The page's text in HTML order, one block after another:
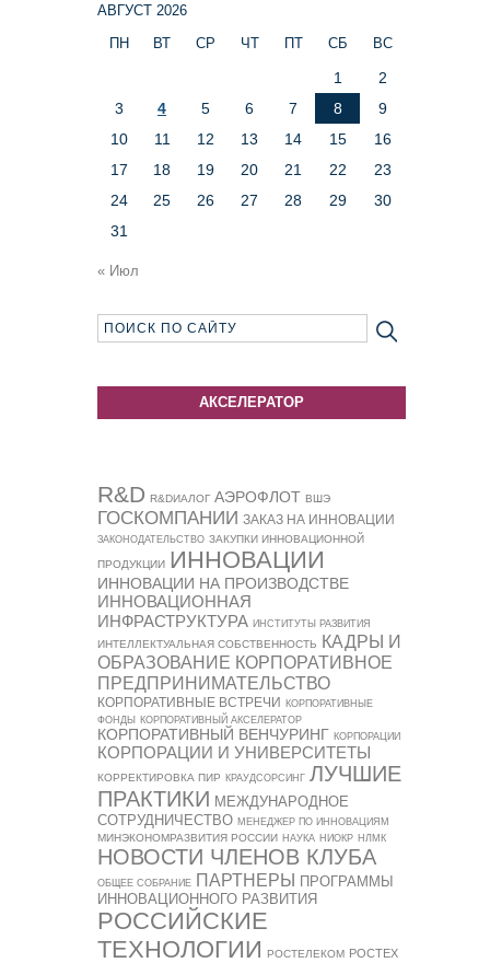
АВГУСТ 2026
ПН
ВТ СР ЧТ ПТ СБ ВС
1
2
3
4 5 6 7 8
9
10
11 12 13 14 15
16
17
18 19 20 21 22
23
24
25 26 27 28 29
30
31
« Июл
АКСЕЛЕРАТОР
R&D R&DИАЛОГ АЭРОФЛОТ ВШЭ
ГОСКОМПАНИИ ЗАКАЗ НА ИННОВАЦИИ
ЗАКОНОДАТЕЛЬСТВО ЗАКУПКИ ИННОВАЦИОННОЙ
ПРОДУКЦИИ ИННОВАЦИИ
ИННОВАЦИИ НА ПРОИЗВОДСТВЕ
ИННОВАЦИОННАЯ
ИНФРАСТРУКТУРА ИНСТИТУТЫ РАЗВИТИЯ
ИНТЕЛЛЕКТУАЛЬНАЯ СОБСТВЕННОСТЬ КАДРЫ И
ОБРАЗОВАНИЕ КОРПОРАТИВНОЕ
ПРЕДПРИНИМАТЕЛЬСТВО
КОРПОРАТИВНЫЕ ВСТРЕЧИ
КОРПОРАТИВНЫЕ
ФОНДЫ
КОРПОРАТИВНЫЙ АКСЕЛЕРАТОР
КОРПОРАТИВНЫЙ ВЕНЧУРИНГ КОРПОРАЦИИ
КОРПОРАЦИИ И УНИВЕРСИТЕТЫ
КОРРЕКТИРОВКА ПИР КРАУДСОРСИНГ ЛУЧШИЕ
ПРАКТИКИ МЕЖДУНАРОДНОЕ
СОТРУДНИЧЕСТВО МЕНЕДЖЕР ПО ИННОВАЦИЯМ
МИНЭКОНОМРАЗВИТИЯ РОССИИ НАУКА НИОКР НЛМК
НОВОСТИ ЧЛЕНОВ КЛУБА
ОБЩЕЕ СОБРАНИЕ ПАРТНЕРЫ
ПРОГРАММЫ
ИННОВАЦИОННОГО РАЗВИТИЯ
РОССИЙСКИЕ
ТЕХНОЛОГИИ
РОСТЕЛЕКОМ РОСТЕХ